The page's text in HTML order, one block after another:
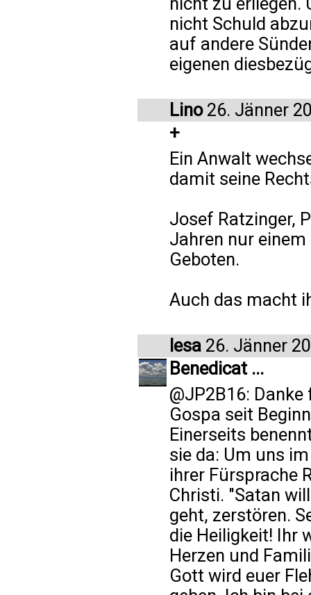
nicht Schuld
auf andere
eigenen
Lino26. Jänner
+
Ein Anwalt
damit seine
Josef Ratzinger,
Jahren nur
Geboten.
Auch das macht
lesa 26. Jänner
Benedicat ...
@JP2B16:
Gospa seit
Einerseits
sie da: Um uns
ihrer Fürsprache
Christi. "Satan
geht, zerstören.
die Heiligkeit! Ihr
Herzen und
Gott wird euer